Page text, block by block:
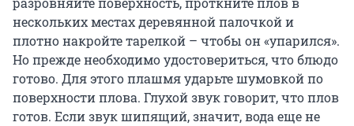
нескольких местах деревянной палочкой и
плотно накройте тарелкой – чтобы он «упарился».
Но прежде необходимо удостовериться, что блюдо
готово. Для этого плашмя ударьте шумовкой по
поверхности плова. Глухой звук говорит, что плов
готов. Если звук шипящий, значит, вода еще не